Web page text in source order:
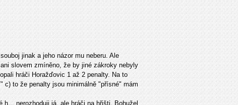
jinak a jeho názor mu neberu. Ale
slovem zmíněno, že by jiné zákroky nebyly
hráči Horažďovic 1 až 2 penalty. Na to
c) to že penalty jsou minimálně "přísné" mám
nerozhoduji já, ale hráči na hřišti. Bohužel